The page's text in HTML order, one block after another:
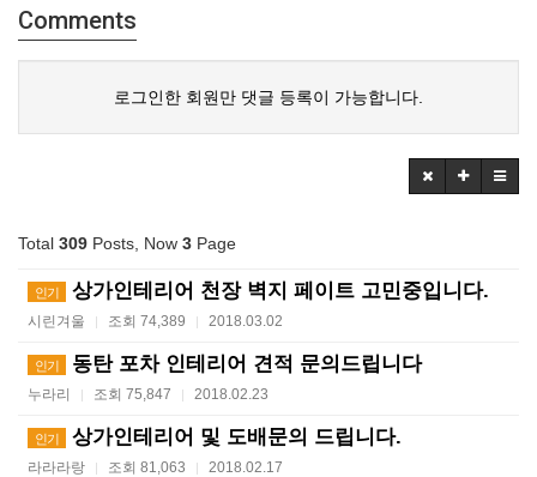
Comments
로그인한 회원만 댓글 등록이 가능합니다.
Total 309 Posts, Now 3 Page
인기 상가인테리어 천장 벽지 페이트 고민중입니다.
시린겨울 | 조회 74,389 | 2018.03.02
인기 동탄 포차 인테리어 견적 문의드립니다
누라리 | 조회 75,847 | 2018.02.23
인기 상가인테리어 및 도배문의 드립니다.
라라라랑 | 조회 81,063 | 2018.02.17